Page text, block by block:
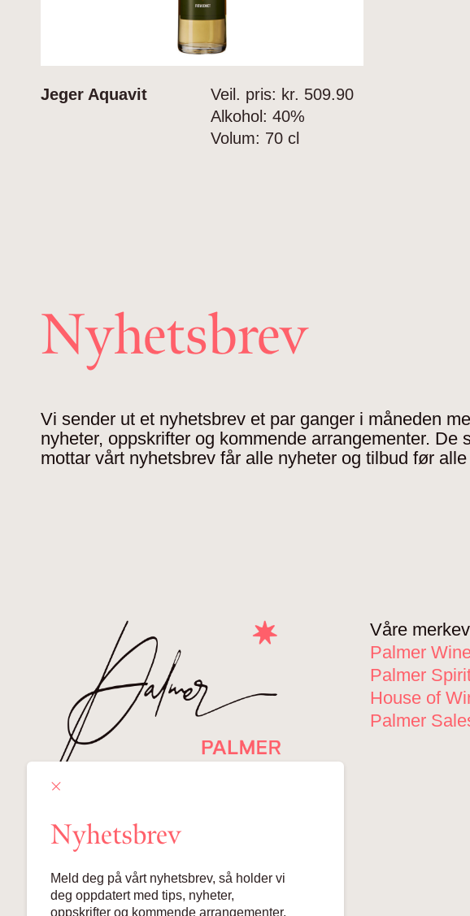
Jeger Aquavit Veil. pris: kr. 509.90
Alkohol: 40%
Volum: 70 cl
Nyhetsbrev
Vi sender ut et nyhetsbrev et par ganger i måneden
nyheter, oppskrifter og kommende arrangementer. De
mottar vårt nyhetsbrev får alle nyheter og tilbud før
Våre
Palmer
Palmer
House of
Palmer
Nyhetsbrev
Meld deg på vårt nyhetsbrev, så holder vi
deg oppdatert med tips, nyheter,
oppskrifter og kommende arrangementer.